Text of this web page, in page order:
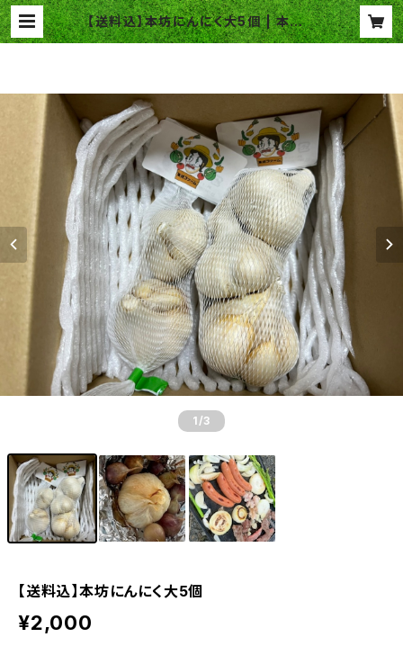
【送料込】本坊にんにく大5個 | 本坊フ
ァーム
1 /3
【送料込】本坊にんにく大5個
¥2,000